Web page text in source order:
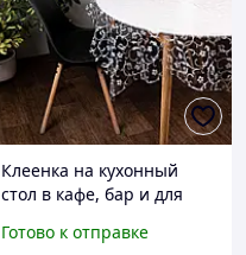
Клеенка на кухонный
стол в кафе, бар и для
Готово к отправке